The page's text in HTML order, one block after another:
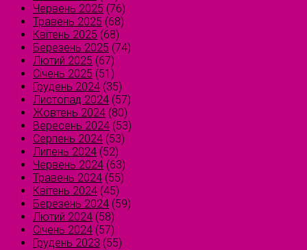
Червень 2025 (76)
Травень 2025 (68)
Квітень 2025 (68)
Березень 2025 (74)
Лютий 2025 (67)
Січень 2025 (51)
Грудень 2024 (35)
Листопад 2024 (57)
Жовтень 2024 (80)
Вересень 2024 (53)
Серпень 2024 (53)
Липень 2024 (52)
Червень 2024 (63)
Травень 2024 (55)
Квітень 2024 (45)
Березень 2024 (59)
Лютий 2024 (58)
Січень 2024 (57)
Грудень 2023 (55)